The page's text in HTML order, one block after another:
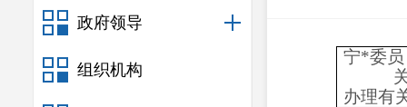
政府领导
组织机构
宁*委员
办理有